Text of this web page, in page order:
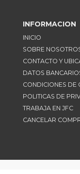
INFORMACION
INICIO
SOBRE
CONTACTO Y
DATOS
CONDICIONES DE
POLITICAS DE
TRABAJA EN JFC
CANCELAR